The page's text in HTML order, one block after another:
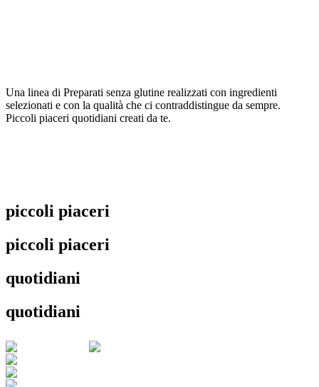
Una linea di Preparati senza glutine realizzati con ingredienti
selezionati e con la qualità che ci contraddistingue da sempre.
Piccoli piaceri quotidiani creati da te.
piccoli piaceri
piccoli piaceri
quotidiani
quotidiani